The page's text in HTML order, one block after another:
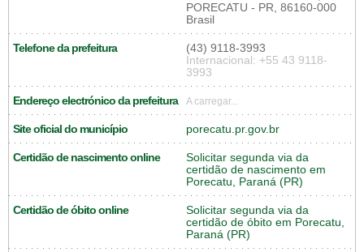
PORECATU - PR, 86160-000
Brasil
Telefone da prefeitura
(43) 9118-3993
Internacional: +55 43 9118-
3993
Endereço electrónico da prefeitura A carregar...
Site oficial do município porecatu.pr.gov.br
Certidão de nascimento online
Solicitar segunda via da
certidão de nascimento em
Porecatu, Paraná (PR)
Certidão de óbito online
Solicitar segunda via da
certidão de óbito em Porecatu,
Paraná (PR)